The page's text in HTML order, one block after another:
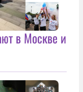
в Москве и